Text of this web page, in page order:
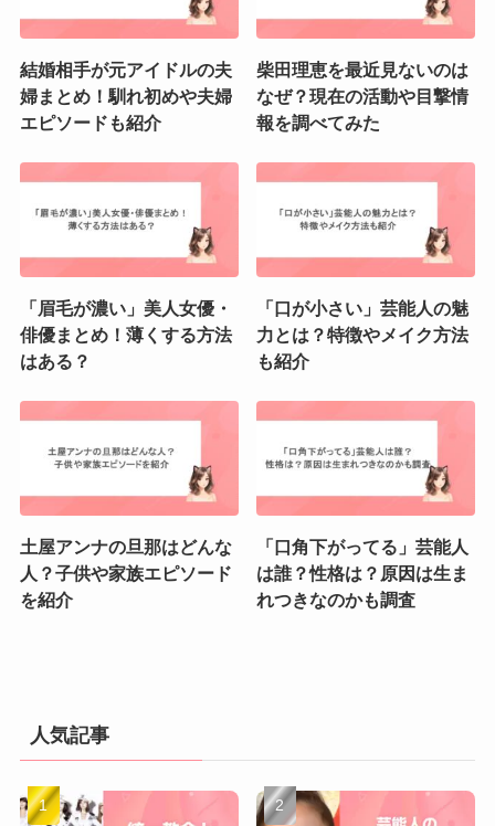
結婚相手が元アイドルの夫
婦まとめ！馴れ初めや夫婦
エピソードも紹介
柴田理恵を最近見ないのは
なぜ？現在の活動や目撃情
報を調べてみた
「眉毛が濃い」美人女優・
俳優まとめ！薄くする方法
はある？
「口が小さい」芸能人の魅
力とは？特徴やメイク方法
も紹介
土屋アンナの旦那はどんな
人？子供や家族エピソード
を紹介
「口角下がってる」芸能人
は誰？性格は？原因は生ま
れつきなのかも調査
人気記事